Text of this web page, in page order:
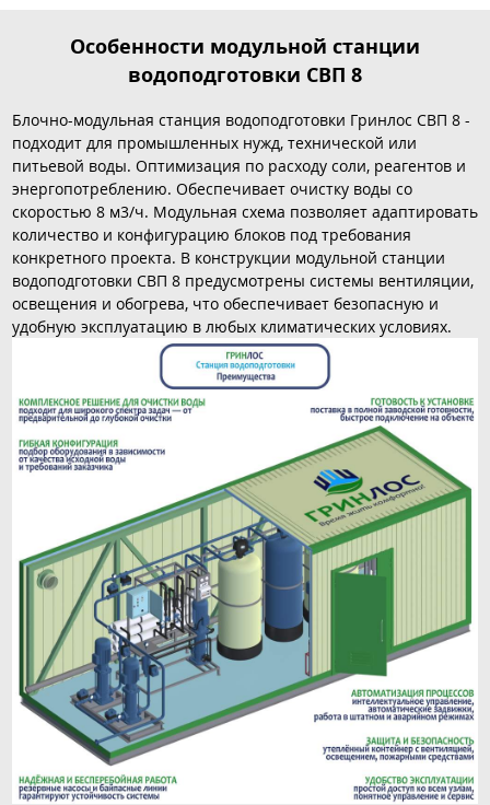
Особенности модульной станции
водоподготовки СВП 8
Блочно-модульная станция водоподготовки Гринлос СВП 8 -
подходит для промышленных нужд, технической или
питьевой воды. Оптимизация по расходу соли, реагентов и
энергопотреблению. Обеспечивает очистку воды со
скоростью 8 м3/ч. Модульная схема позволяет адаптировать
количество и конфигурацию блоков под требования
конкретного проекта. В конструкции модульной станции
водоподготовки СВП 8 предусмотрены системы вентиляции,
освещения и обогрева, что обеспечивает безопасную и
удобную эксплуатацию в любых климатических условиях.